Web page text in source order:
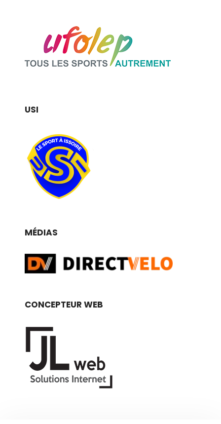
USI
MÉDIAS
CONCEPTEUR WEB